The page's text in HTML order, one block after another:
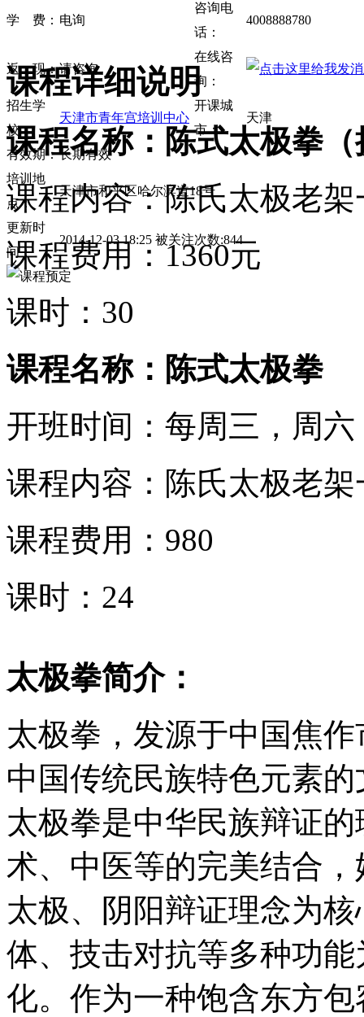
学 费： 电询
咨询电
话：
4008888780
返 现：请咨询
在线咨
询：
招生学
校：
天津市青年宫培训中心
开课城
市：
天津
有效期：长期有效
培训地
点：
天津市和平区哈尔滨道18号
更新时
间：
2014-12-03 18:25 被关注次数:844
课程详细说明
课程名称：陈式太极拳
课程内容：陈氏太极老
课程费用：1360元
课时：30
课程名称：陈式太极拳
开班时间：每周三，周
课程内容：陈氏太极老架
课程费用：980
课时：24
太极拳简介：
太极拳，发源于中国焦
中国传统民族特色元素
太极拳是中华民族辩证
术、中医等的完美结合
太极、阴阳辩证理念为
体、技击对抗等多种功
化。作为一种饱含东方